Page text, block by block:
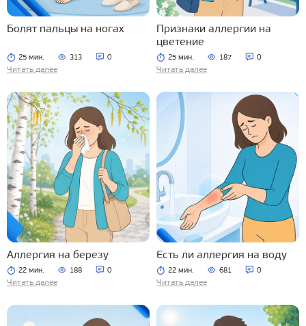
Болят пальцы на ногах
25 мин. 313 0
Читать далее
Признаки аллергии на
цветение
25 мин. 187 0
Читать далее
Аллергия на березу
22 мин. 188 0
Читать далее
Есть ли аллергия на воду
22 мин. 681 0
Читать далее